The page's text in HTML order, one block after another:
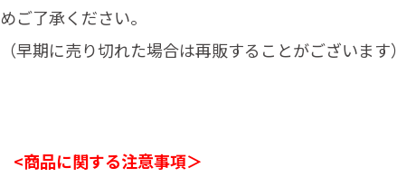
めご了承ください。
（早期に売り切れた場合は再販することがございます）
<商品に関する注意事項＞